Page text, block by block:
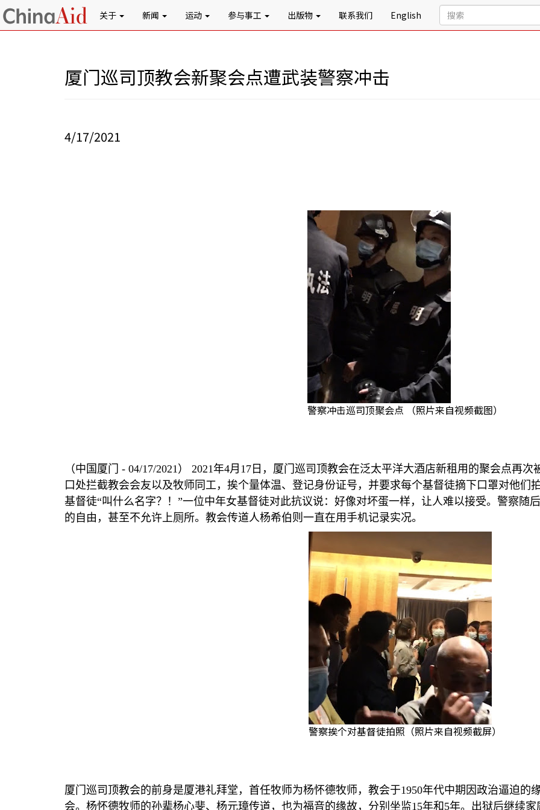
关于 新闻 运动 参与事工 出版物 联系我们 English
厦门巡司顶教会新聚会点遭武装警察冲击
4/17/2021
警察冲击巡司顶聚会点 （照片来自视频截图）
（中国厦门 - 04/17/2021） 2021年4月 17 日，厦门巡司顶教会在泛太平洋大酒店新租用的聚会点再
口处拦截教会会友以及牧师同工，挨个量体温、登记身份证号，并要求每个基督徒摘下口罩对他们
基督徒“叫什么名字？！ ”一位中年女基督徒对此抗议说：好像对坏蛋一样，让人难以接受。警察随
的自由，甚至不允许上厕所。教会传道人杨希伯则一直在用手机记录实况。
警察挨个对基督徒拍照（照片来自视频截屏）
厦门巡司顶教会的前身是厦港礼拜堂，首任牧师为杨怀德牧师，教会于1950年代中期因政治逼迫的
会。杨怀德牧师的孙辈杨心斐、杨元璋传道，也为福音的缘故，分别坐监15年和 5年。出狱后继续家